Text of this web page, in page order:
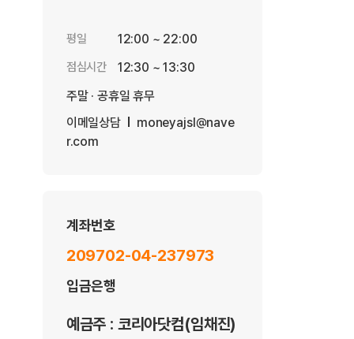
평일 12:00 ~ 22:00
점심시간
12:30 ~ 13:30
주말 · 공휴일 휴무
이메일상담
moneyajsl@nave
r.com
계좌번호
209702-04-237973
입금은행
예금주 : 코리아닷컴(임채진)